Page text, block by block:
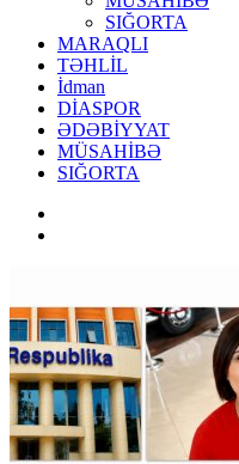
SIĞORTA
MARAQLI
TƏHLİL
İdman
DİASPOR
ƏDƏBİYYAT
MÜSAHİBƏ
SIĞORTA